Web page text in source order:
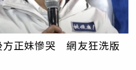
官方也隨即將勇士作客爵士的比
對獨行俠一役也延後舉行，勇士全
才會出戰老鷹，前面賽事則是延期
方正妹慘哭 網友狂洗版